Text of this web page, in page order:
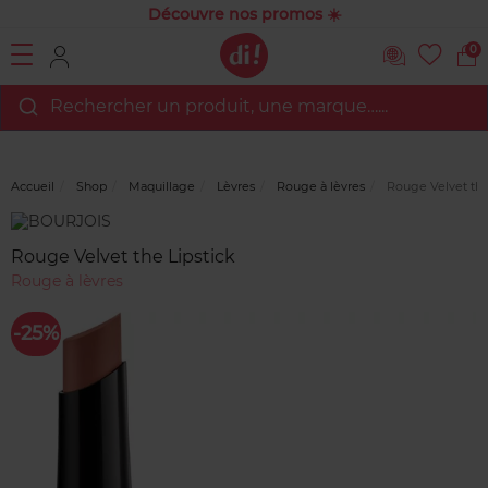
Découvre nos promos ☀️
0
Rechercher un produit, une marque…...
Accueil Shop Maquillage Lèvres Rouge à lèvres Rouge Velvet
Marque
Rouge Velvet the Lipstick
Rouge à lèvres
-25%